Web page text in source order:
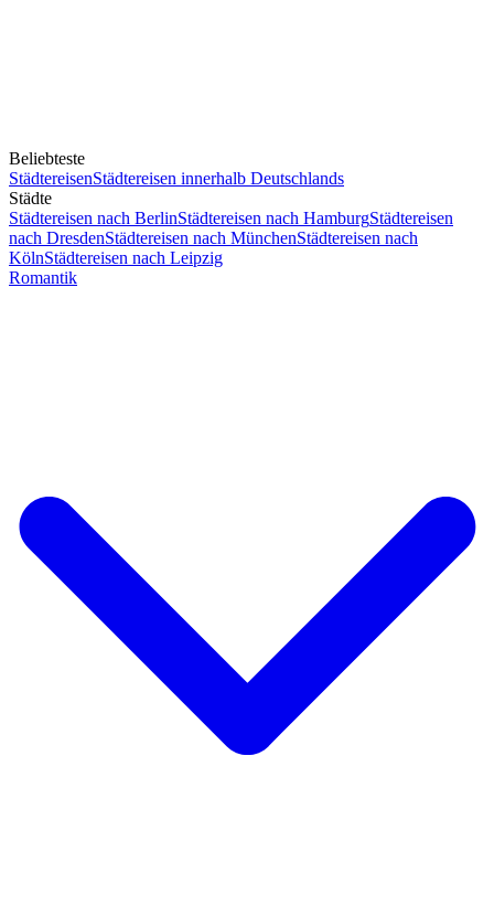
Beliebteste
StädtereisenStädtereisen innerhalb Deutschlands
Städte
Städtereisen nach BerlinStädtereisen nach HamburgStädtereisen
nach DresdenStädtereisen nach MünchenStädtereisen nach
KölnStädtereisen nach Leipzig
Romantik